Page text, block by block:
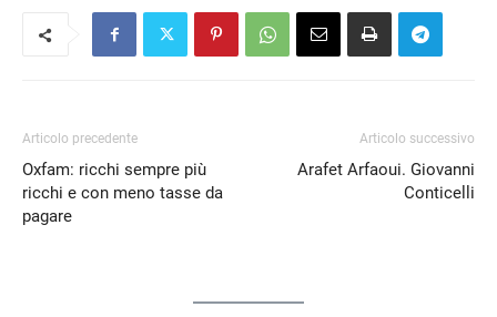
Articolo precedente
Oxfam: ricchi sempre più
ricchi e con meno tasse da
pagare
Articolo successivo
Arafet Arfaoui. Giovanni
Conticelli